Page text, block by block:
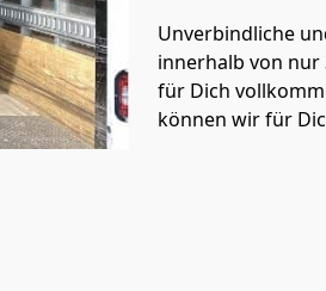
Unverbindliche
innerhalb von nur
für Dich
können wir für